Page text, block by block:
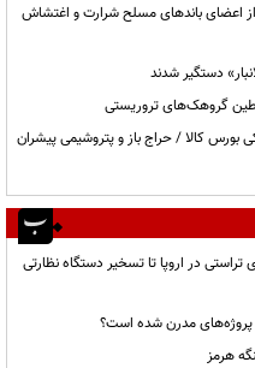
رژیم صهیونیستی و بازداشت ۴ نفر از اعضای باندهای مسلح شرارت و اغتشاش
دستگیر شدند
بازار فیزیکی بورس کالا / حراج باز و پتروشیمی پیشران
در اروپا تا تسخیر دستگاه نظارتی
پروژه‌های مدرن شده است؟
هرمز